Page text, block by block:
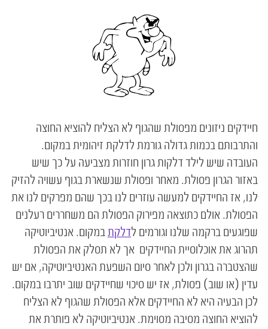
חיידקים ניזונים מפסולת שהגוף לא הצליח להוציא החוצה
והתרבותם בכמות גדולה גורמת לדלקת זיהומית במקום.
העובדה שיש לילד דלקות גרון חוזרות מצביעה על כך שיש
באזור הגרון פסולת. מאחר ופסולת שנשארת בגוף עשויה להזיק
לנו, אז החיידקים למעשה עוזרים לנו בכך שהם מפרקים לנו את
הפסולת. אולם כתוצאה מפירוק הפסולת הם משחררים רעלנים
שפוגעים ברקמה שלנו וגורמים לדלקתבמקום. אנטיביוטיקה
תהרוג את אוכלוסיית החיידקים אך לא תסלק את הפסולת
שהצטברה בגרון ולכן לאחר סיום השפעת האנטיביוטיקה, אם יש
עדין (או שוב) פסולת, אז יש סיכוי שחיידקים שוב יתרבו במקום.
לכן הבעיה היא לא החיידקים אלא הפסולת שהגוף לא הצליח
להוציא החוצה מסיבה מסוימת. אנטיביוטיקה לא פותרת את